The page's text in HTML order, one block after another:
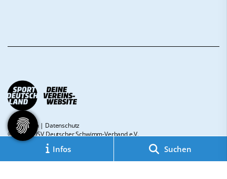
Infos Suchen
Impressum| Datenschutz
© 2026 - DSV Deutscher Schwimm-Verband e.V.
Diese Website ist gefördert durch das Projekt
„Sportdeutschland – Deine